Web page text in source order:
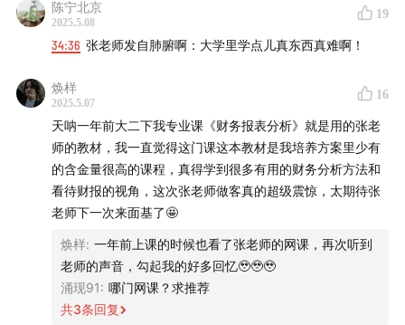
✨注册会计师出具无法表示意见的审计报告的原因是什么？
注册会计师出具无法表示意见的审计报告主要是因为发现了
长，以及财务造假迹象（如未进行账务处理的贷款业务），
✨对于AI在企业分析中的应用及其局限性是什么？
AI在企业分析中可以快速搜索和联系信息，但目前还不能完
全超越提供给它的知识范围，进行有价值的深度分析。对于
复杂的企业状况，AI可能无法像人类那样结合多方面信息做
出精准判断。
✨如果给投资者一份新公司的财务报表，如何快速定位出问
题？
陈宁北京
2025.5.08
19
34:36 张老师发自肺腑啊：大学里学点儿真东西真难啊！
焕样
2025.5.07
16
天呐一年前大二下我专业课《财务报表分析》就是用的张老
师的教材，我一直觉得这门课这本教材是我培养方案里少有
的含金量很高的课程，真得学到很多有用的财务分析方法和
看待财报的视角，这次张老师做客真的超级震惊，太期待张
老师下一次来面基了🤩
焕样: 一年前上课的时候也看了张老师的网课，再次听到
老师的声音，勾起我的好多回忆🥹🥹🥹
涌现91: 哪门网课？求推荐
共3条回复